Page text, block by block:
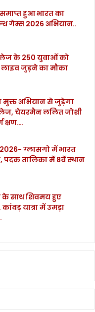
हुआ भारत का
गेम्स 2026 अभियान..
के 250 युवाओं को
लाइव जुड़ने का मौका
मुक्त अभियान से जुड़ेगा
चेयरमैन ललित जोशी
क्षण….
ग्लासगो में भारत
पदक तालिका में 8वें स्थान
साथ शिवमय हुए
यात्रा में उमड़ा